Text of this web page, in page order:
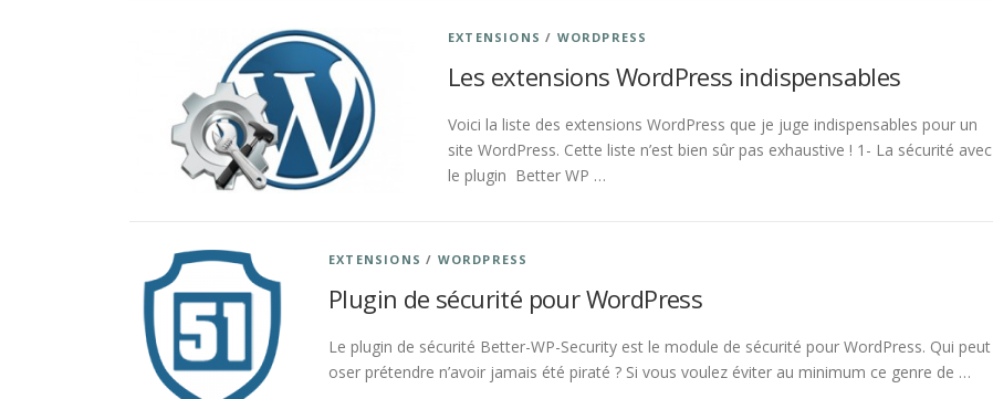
EXTENSIONS / WORDPRESS
Les extensions WordPress indispensables
Voici la liste des extensions WordPress que je juge indispensables pour un
site WordPress. Cette liste n’est bien sûr pas exhaustive ! 1- La sécurité avec
le plugin Better WP …
EXTENSIONS / WORDPRESS
Plugin de sécurité pour WordPress
Le plugin de sécurité Better-WP-Security est le module de sécurité pour WordPress. Qui peut
oser prétendre n’avoir jamais été piraté ? Si vous voulez éviter au minimum ce genre de …